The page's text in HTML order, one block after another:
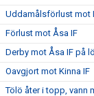
Uddamålsförlust mot
Förlust mot Åsa IF
Derby mot Åsa IF på
Oavgjort mot Kinna IF
Tölö åter i topp, vann